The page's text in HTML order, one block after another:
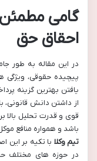
گامی
احقاق حق
در این مقاله به طور
پیچیده حقوقی، ویژگی
یافتن بهترین گزینه
از داشتن دانش قانونی،
قوی و قدرت تحلیل بالا
باشد و همواره منافع
تیم وکلا با تکیه بر این
در حوزه های مختلف